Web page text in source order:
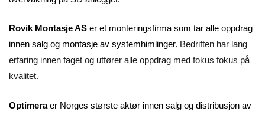
Rovik Montasje AS er et monteringsfirma som tar alle oppdrag
innen salg og montasje av systemhimlinger. Bedriften har lang
erfaring innen faget og utfører alle oppdrag med fokus fokus på
kvalitet.
Optimeraer Norges største aktør innen salg og distribusjon av